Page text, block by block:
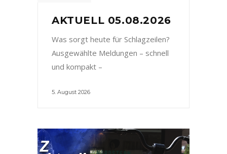
AKTUELL 05.08.2026
Was sorgt heute für Schlagzeilen?
Ausgewählte Meldungen – schnell
und kompakt –
5. August 2026